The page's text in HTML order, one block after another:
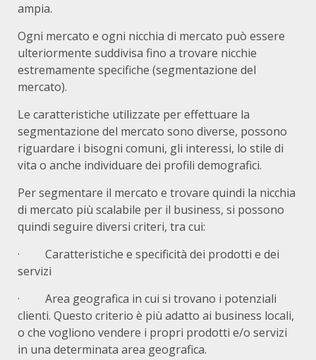
ampia.
Ogni mercato e ogni nicchia di mercato può essere
ulteriormente suddivisa fino a trovare nicchie
estremamente specifiche (segmentazione del
mercato).
Le caratteristiche utilizzate per effettuare la
segmentazione del mercato sono diverse, possono
riguardare i bisogni comuni, gli interessi, lo stile di
vita o anche individuare dei profili demografici.
Per segmentare il mercato e trovare quindi la nicchia
di mercato più scalabile per il business, si possono
quindi seguire diversi criteri, tra cui:
· Caratteristiche e specificità dei prodotti e dei
servizi
· Area geografica in cui si trovano i potenziali
clienti. Questo criterio è più adatto ai business locali,
o che vogliono vendere i propri prodotti e/o servizi
in una determinata area geografica.